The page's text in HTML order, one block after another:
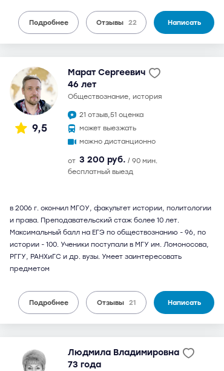
Подробнее Отзывы 22 Написать
9,5
Марат Сергеевич
46 лет
обществознание, история
21 отзыв,51 оценка
может выезжать
можно дистанционно
от 3 200 руб. / 90 мин.
бесплатный выезд
в 2006 г. окончил МГОУ, факультет истории, политологии
и права. Преподавательский стаж более 10 лет.
Максимальный балл на ЕГЭ по обществознанию - 96, по
истории - 100. Ученики поступали в МГУ им. Ломоносова,
РГГУ, РАНХиГС и др. вузы. Умеет заинтересовать
предметом
Подробнее Отзывы 21 Написать
Людмила Владимировна
73 года